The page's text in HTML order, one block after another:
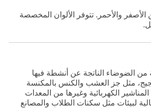
الأصفر والأحمر. تتوفر الألوان المخصصة
من الضوضاء الناتجة عن أنشطة فيها
مثل جز العشب والكنس بالمكنسة
المناشير الكهربائية وغيرها من المعدات
لبيئات مثل سكنات الطلاب والمصانع